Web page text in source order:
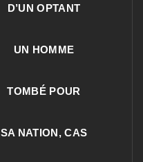
D’UN OPTANT
UN HOMME
TOMBÉ POUR
SA NATION, CAS